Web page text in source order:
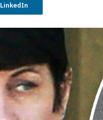
LinkedIn